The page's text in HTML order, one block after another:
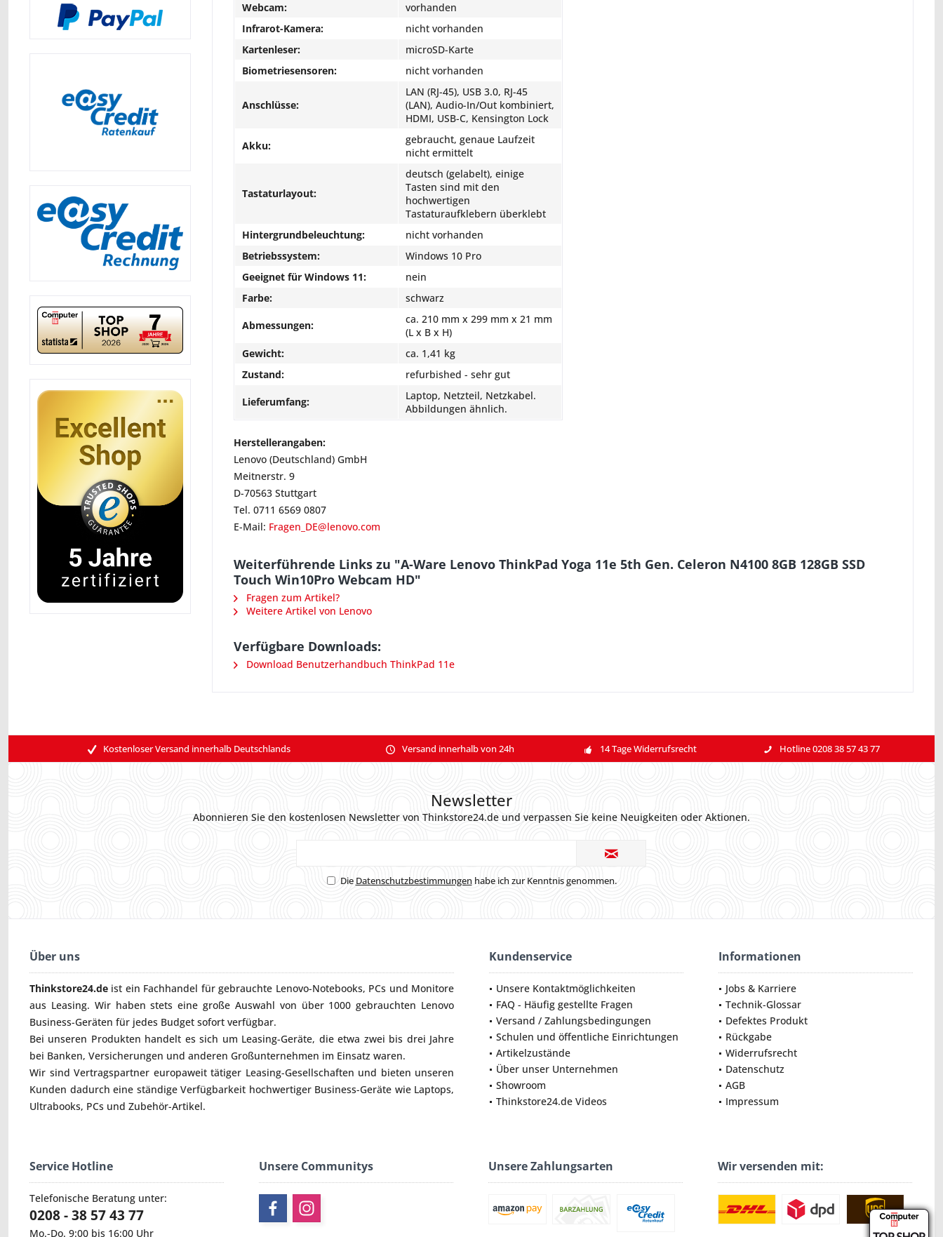
Webcam:
vorhanden
Infrarot-Kamera:
nicht vorhanden
Kartenleser:
microSD-Karte
Biometriesensoren:
nicht vorhanden
Anschlüsse:
LAN (RJ-45), USB 3.0, RJ-45
(LAN), Audio-In/Out kombiniert,
HDMI, USB-C, Kensington Lock
Akku:
gebraucht, genaue Laufzeit
nicht ermittelt
Tastaturlayout:
deutsch (gelabelt), einige
Tasten sind mit den
hochwertigen
Tastaturaufklebern überklebt
Hintergrundbeleuchtung:
nicht vorhanden
Betriebssystem:
Windows 10 Pro
Geeignet für Windows 11:
nein
Farbe:
schwarz
Abmessungen:
ca. 210 mm x 299 mm x 21 mm
(L x B x H)
Gewicht:
ca. 1,41 kg
Zustand:
refurbished - sehr gut
Lieferumfang:
Laptop, Netzteil, Netzkabel.
Abbildungen ähnlich.
Herstellerangaben:
Lenovo (Deutschland) GmbH
Meitnerstr. 9
D-70563 Stuttgart
Tel. 0711 6569 0807
E-Mail: Fragen_DE@lenovo.com
Weiterführende Links zu "A-Ware Lenovo ThinkPad Yoga 11e 5th Gen. Celeron N4100 8GB 128GB SSD
Touch Win10Pro Webcam HD"
Fragen zum Artikel?
Weitere Artikel von Lenovo
Verfügbare Downloads:
Download Benutzerhandbuch ThinkPad 11e
Kostenloser Versand innerhalb Deutschlands Versand innerhalb von 24h 14 Tage Widerrufsrecht Hotline 0208 38 57 43 77
Newsletter
Abonnieren Sie den kostenlosen Newsletter von Thinkstore24.de und verpassen Sie keine Neuigkeiten oder Aktionen.
Die Datenschutzbestimmungen habe ich zur Kenntnis genommen.
Über uns
Thinkstore24.de ist ein Fachhandel für gebrauchte Lenovo-Notebooks, PCs und Monitore
aus Leasing. Wir haben stets eine große Auswahl von über 1000 gebrauchten Lenovo
Business-Geräten für jedes Budget sofort verfügbar.
Bei unseren Produkten handelt es sich um Leasing-Geräte, die etwa zwei bis drei Jahre
bei Banken, Versicherungen und anderen Großunternehmen im Einsatz waren.
Wir sind Vertragspartner europaweit tätiger Leasing-Gesellschaften und bieten unseren
Kunden dadurch eine ständige Verfügbarkeit hochwertiger Business-Geräte wie Laptops,
Ultrabooks, PCs und Zubehör-Artikel.
Kundenservice
Unsere Kontaktmöglichkeiten
FAQ - Häufig gestellte Fragen
Versand / Zahlungsbedingungen
Schulen und öffentliche Einrichtungen
Artikelzustände
Über unser Unternehmen
Showroom
Thinkstore24.de Videos
Informationen
Jobs & Karriere
Technik-Glossar
Defektes Produkt
Rückgabe
Widerrufsrecht
Datenschutz
AGB
Impressum
Service Hotline
Telefonische Beratung unter:
0208 - 38 57 43 77
Mo.-Do. 9:00 bis 16:00 Uhr
Unsere Communitys Unsere Zahlungsarten Wir versenden mit: